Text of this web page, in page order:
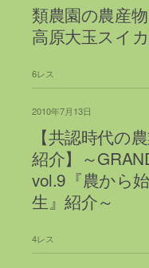
類農園の農産
高原大玉スイ
6レス
2010年7月13日
【共認時代の
紹介】～
vol.9『農から
生』紹介～
4レス